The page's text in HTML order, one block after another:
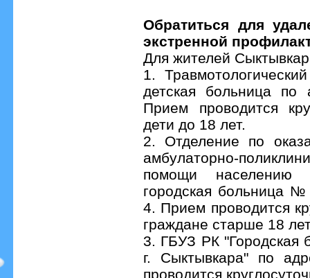
Обратиться для
экстренной
Для жителей
1.
детская больница
Прием проводится
дети до 18 лет.
2. Отделение по
амбулаторно-
помощи населению
городская больница
4. Прием проводится
граждане старше 18
3. ГБУЗ РК "Городская
г. Сыктывкара" по
проводится